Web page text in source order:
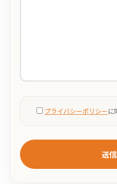
プライバシーポリシーに